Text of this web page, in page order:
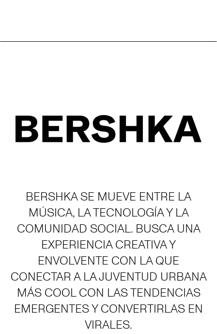
BERSHKA SE MUEVE ENTRE LA
MÚSICA, LA TECNOLOGÍA Y LA
COMUNIDAD SOCIAL. BUSCA UNA
EXPERIENCIA CREATIVA Y
ENVOLVENTE CON LA QUE
CONECTAR A LA JUVENTUD URBANA
MÁS COOL CON LAS TENDENCIAS
EMERGENTES Y CONVERTIRLAS EN
VIRALES.